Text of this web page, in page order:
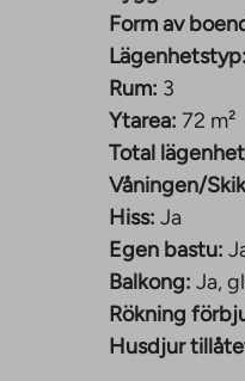
Form av
Lägenhetstyp:
Rum: 3
Ytarea: 72 m²
Total
Våningen/
Hiss: Ja
Egen bastu:
Balkong: Ja,
Rökning
Husdjur